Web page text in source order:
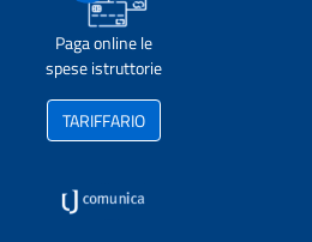
Paga online le
spese istruttorie
TARIFFARIO